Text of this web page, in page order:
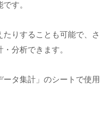
す。
りすることも可能で、さ
分析できます。
タ集計」のシートで使用